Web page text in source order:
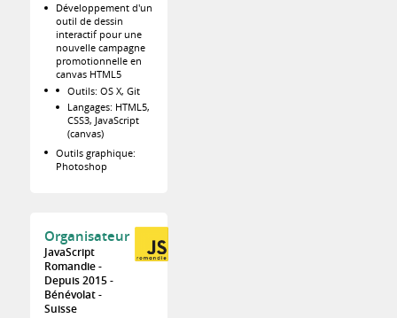
Développement d'un
outil de dessin
interactif pour une
nouvelle campagne
promotionnelle en
canvas HTML5
Outils: OS X, Git
Langages: HTML5,
CSS3, JavaScript
(canvas)
Outils graphique:
Photoshop
Organisateur
JavaScript
Romandie
Depuis 2015
Bénévolat
Suisse